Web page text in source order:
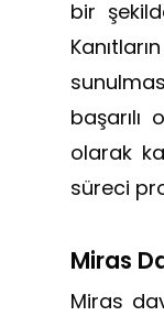
bir
başarılı
olarak
süreci
Miras
Miras